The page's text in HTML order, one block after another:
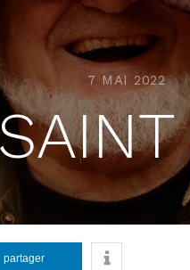
7 MAI 2022
partager